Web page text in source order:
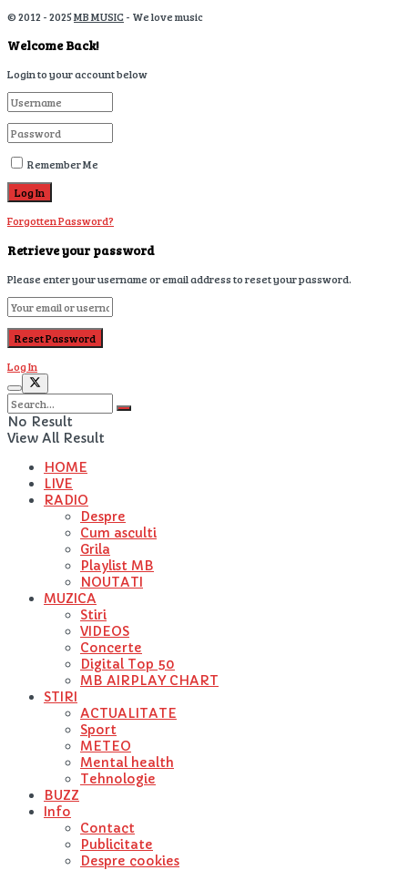
© 2012 - 2025MB MUSIC- We love music
Welcome Back!
Login to your account below
Remember Me
Forgotten Password?
Retrieve your password
Please enter your username or email address to reset your password.
Log In
No Result
View All Result
HOME
LIVE
RADIO
Despre
Cum asculti
Grila
Playlist MB
NOUTATI
MUZICA
Stiri
VIDEOS
Concerte
Digital Top 50
MB AIRPLAY CHART
STIRI
ACTUALITATE
Sport
METEO
Mental health
Tehnologie
BUZZ
Info
Contact
Publicitate
Despre cookies